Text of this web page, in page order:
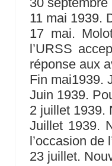
11 mai 1939.
17 mai.
l’URSS
réponse aux
Fin mai1939.
Juin 1939.
2 juillet 1939.
Juillet 1939.
l’occasion de
23 juillet.